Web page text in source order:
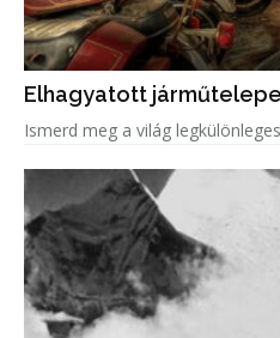
Elhagyatott
Ismerd meg a világ